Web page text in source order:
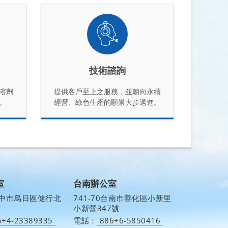
劑
技術諮詢
提供客戶至上之服務，並朝向永續
經營、綠色生產的願景大步邁進。
市烏日區健行北
23389335
台南辦公室
741-70台南市善化區小新里
小新營347號
電話：
886+6-5850416